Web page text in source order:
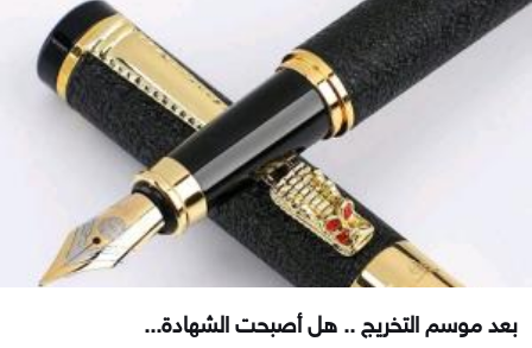
بعد موسم التخريج .. هل أصبحت الشهادة...